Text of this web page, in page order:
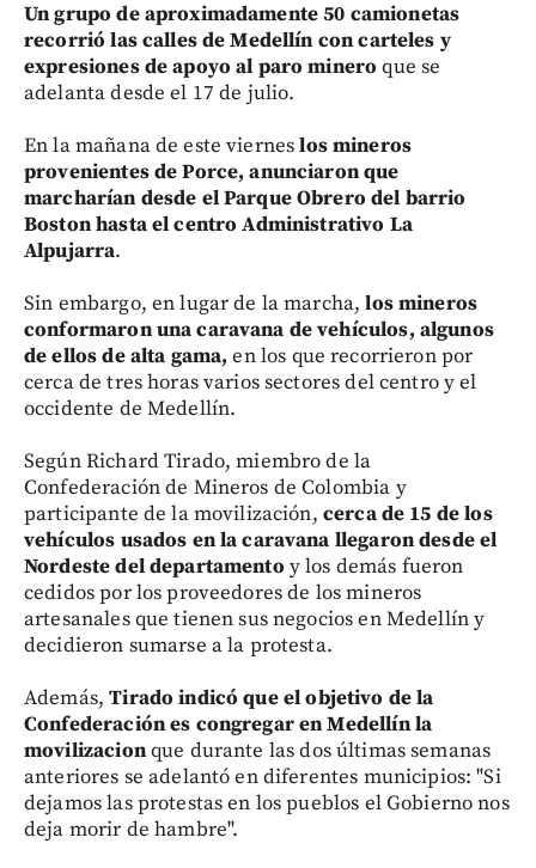
Un grupo de aproximadamente 50 camionetas
recorrió las calles de Medellín con carteles y
expresiones de apoyo al paro minero que se
adelanta desde el 17 de julio.
En la mañana de este vierneslos mineros
provenientes de Porce, anunciaron que
marcharían desde el Parque Obrero del barrio
Boston hasta el centro Administrativo La
Alpujarra.
Sin embargo, en lugar de la marcha, los mineros
conformaron una caravana de vehículos, algunos
de ellos de alta gama, en los que recorrieron por
cerca de tres horas varios sectores del centro y el
occidente de Medellín.
Según Richard Tirado, miembro de la
Confederación de Mineros de Colombia y
participante de la movilización, cerca de 15 de los
vehículos usados en la caravana llegaron desde el
Nordeste del departamento y los demás fueron
cedidos por los proveedores de los mineros
artesanales que tienen sus negocios en Medellín y
decidieron sumarse a la protesta.
Además,Tirado indicó que el objetivo de la
Confederación es congregar en Medellín la
movilizacionque durante las dos últimas semanas
anteriores se adelantó en diferentes municipios: "Si
dejamos las protestas en los pueblos el Gobierno nos
deja morir de hambre".